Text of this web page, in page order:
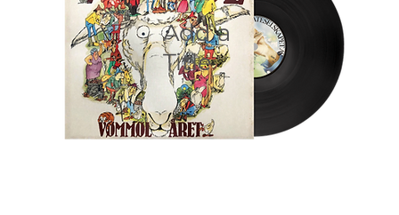
Add a
Title